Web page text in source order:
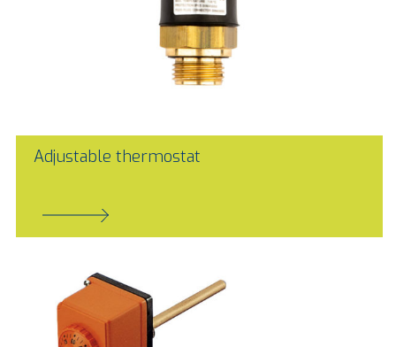
Adjustable thermostat